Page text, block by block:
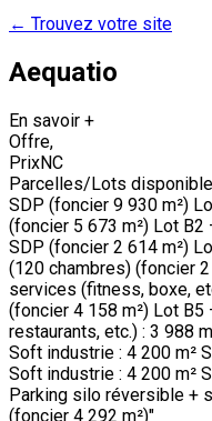
← Trouvez votre site
Aequatio
En savoir +
Offre,
PrixNC
Parcelles/Lots
SDP (foncier 9 930 m²)
(foncier 5 673 m²) Lot B2
SDP (foncier 2 614 m²)
(120 chambres) (foncier
services (fitness, boxe,
(foncier 4 158 m²) Lot
restaurants, etc.) : 3 988
Soft industrie : 4 200 m²
Soft industrie : 4 200 m²
Parking silo réversible +
(foncier 4 292 m²)"